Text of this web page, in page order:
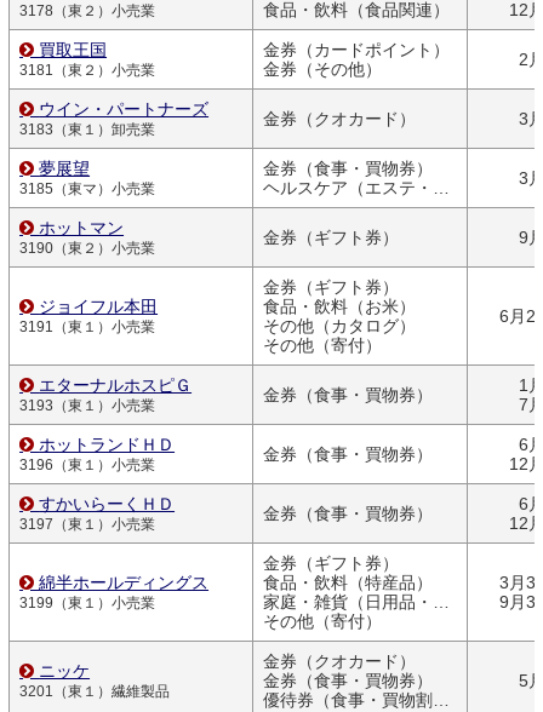
3178（東２）小売業
食品・飲料（食品関連）
12
買取王国
3181（東２）小売業
金券（カードポイント）
金券（その他）
2
ウイン・パートナーズ
3183（東１）卸売業
金券（クオカード） 3
夢展望
3185（東マ）小売業
金券（食事・買物券）
ヘルスケア（エステ・ジム）
3
ホットマン
3190（東２）小売業
金券（ギフト券） 9
ジョイフル本田
3191（東１）小売業
金券（ギフト券）
食品・飲料（お米）
その他（カタログ）
その他（寄付）
6月
エターナルホスピＧ
3193（東１）小売業
金券（食事・買物券）
1
7
ホットランドＨＤ
3196（東１）小売業
金券（食事・買物券）
6
12
すかいらーくＨＤ
3197（東１）小売業
金券（食事・買物券）
6
12
綿半ホールディングス
3199（東１）小売業
金券（ギフト券）
食品・飲料（特産品）
家庭・雑貨（日用品・文房具）
その他（寄付）
3月
9月
ニッケ
3201（東１）繊維製品
金券（クオカード）
金券（食事・買物券）
優待券（食事・買物割引券）
5